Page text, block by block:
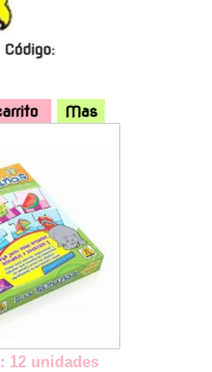
Código:
Mas
12 unidades